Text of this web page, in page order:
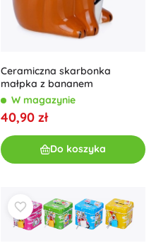
Ceramiczna skarbonka
małpka z bananem
W magazynie
40,90 zł
Do koszyka